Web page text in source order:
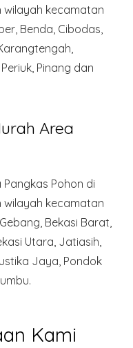
wilayah kecamatan
Benda, Cibodas,
Pinang dan
Area
Pohon di
wilayah kecamatan
Bekasi Barat,
Utara, Jatiasih,
Jaya, Pondok
Kami